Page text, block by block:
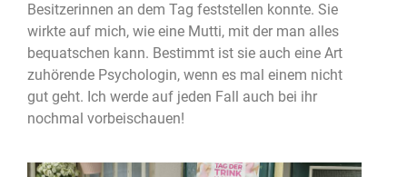
Besitzerinnen an dem Tag feststellen konnte. Sie
wirkte auf mich, wie eine Mutti, mit der man alles
bequatschen kann. Bestimmt ist sie auch eine Art
zuhörende Psychologin, wenn es mal einem nicht
gut geht. Ich werde auf jeden Fall auch bei ihr
nochmal vorbeischauen!